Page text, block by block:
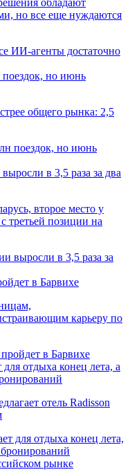
обладают
но все еще нуждаются
но июнь
общего рынка: 2,5
в 3,5 раза за два
второе место у
третьей позиции на
в Барвихе
карьеру по
отдыха конец лета, а
отель Radisson
рынке